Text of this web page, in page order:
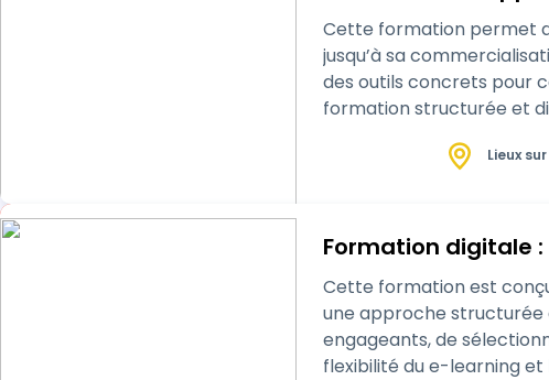
Cette formation permet
jusqu’à sa
des outils concrets pour
formation structurée et
Lieux
Formation digitale
Cette formation est
une approche structurée
engageants, de
flexibilité du e-learning